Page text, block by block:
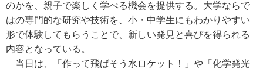
のかを、親子で楽しく学べる機会を提供する。大学ならで
はの専門的な研究や技術を、小・中学生にもわかりやすい
形で体験してもらうことで、新しい発見と喜びを得られる
内容となっている。
当日は、「作って飛ばそう水ロケット！」や「化学発光